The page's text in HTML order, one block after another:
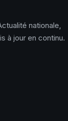
nationale,
à jour en continu.